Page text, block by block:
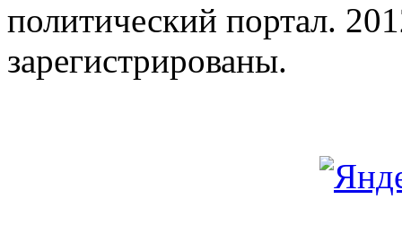
политический портал.
зарегистрированы.